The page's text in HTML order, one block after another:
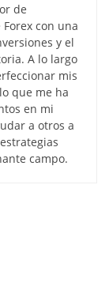
de
con una
y el
A lo largo
mis
que me ha
en mi
a otros a
campo.